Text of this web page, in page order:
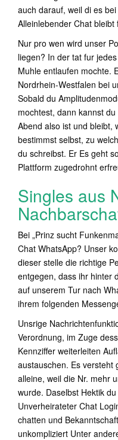
auch darauf, weil di es
Alleinlebender Chat bleibt
Nur pro wen wird unser
liegen? In der tat fur
Muhle entlaufen mochte.
Nordrhein-Westfalen bei
Sobald du
mochtest, dann kannst
Abend also ist und bleibt,
bestimmst selbst, zu
du schreibst. Er Es geht
Plattform zugedrohnt
Singles aus
Bei „Prinz sucht
Chat WhatsApp? Unser
dieser stelle die richtige
entgegen, dass ihr hinter
auf unserem Tur nach
ihrem folgenden
Unsrige
Verordnung, im Zuge
Kennziffer weiterleiten
austauschen. Es versteht
alleine, weil die Nr. mehr
wurde. Daselbst Hektik
Unverheirateter Chat
chatten und
unkompliziert Unter